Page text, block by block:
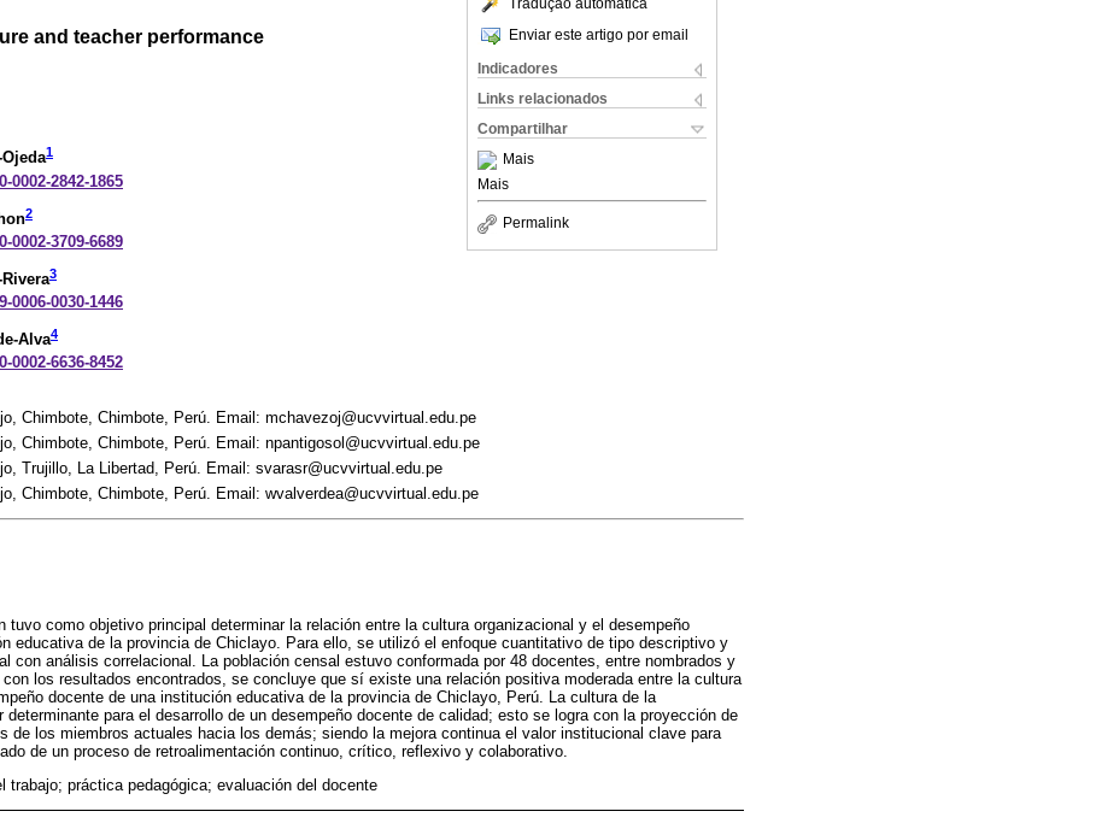
Enviar este artigo por email
Indicadores
Links relacionados
Compartilhar
Mais
Mais
Permalink
and teacher performance
1
0002-2842-1865
2
0002-3709-6689
3
0006-0030-1446
Alva4
0002-6636-8452
Chimbote, Chimbote, Perú. Email: mchavezoj@ucvvirtual.edu.pe
Chimbote, Chimbote, Perú. Email: npantigosol@ucvvirtual.edu.pe
Trujillo, La Libertad, Perú. Email: svarasr@ucvvirtual.edu.pe
Chimbote, Chimbote, Perú. Email: wvalverdea@ucvvirtual.edu.pe
tuvo como objetivo principal determinar la relación entre la cultura organizacional y el desempeño
educativa de la provincia de Chiclayo. Para ello, se utilizó el enfoque cuantitativo de tipo descriptivo y
con análisis correlacional. La población censal estuvo conformada por 48 docentes, entre nombrados y
los resultados encontrados, se concluye que sí existe una relación positiva moderada entre la cultura
docente de una institución educativa de la provincia de Chiclayo, Perú. La cultura de la
determinante para el desarrollo de un desempeño docente de calidad; esto se logra con la proyección de
de los miembros actuales hacia los demás; siendo la mejora continua el valor institucional clave para
de un proceso de retroalimentación continuo, crítico, reflexivo y colaborativo.
trabajo; práctica pedagógica; evaluación del docente